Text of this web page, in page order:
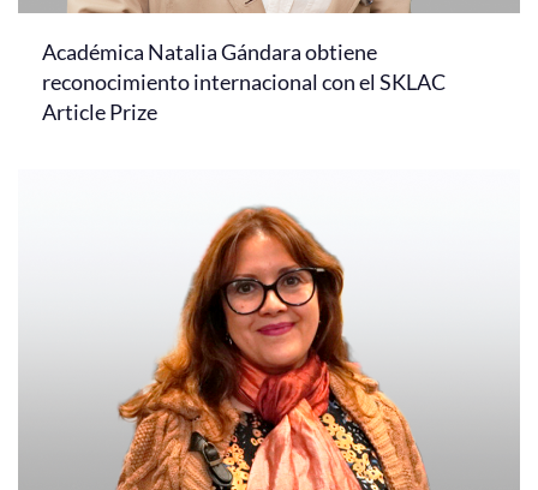
Académica Natalia Gándara obtiene
reconocimiento internacional con el SKLAC
Article Prize